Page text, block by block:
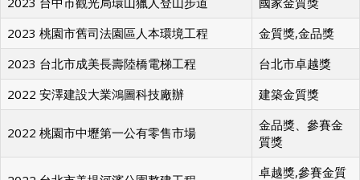
2023 台中市觀光局環山獵人登山步道
國家金質獎
2023 桃園市舊司法園區人本環境工程
金質獎,金品獎
2023 台北市成美長壽陸橋電梯工程
台北市卓越獎
2022 安澤建設大業鴻圖科技廠辦
建築金質獎
金品獎、參賽金
質獎